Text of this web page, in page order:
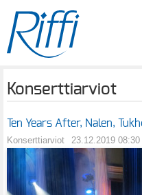
Konserttiarviot
Ten Years After, Nalen,
Konserttiarviot 23.12.2019 08:30